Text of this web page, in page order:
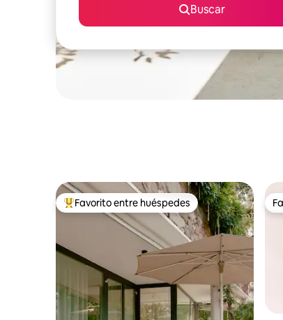
Buscar
Favorito entre huéspedes preferido
Favorito entre huéspedes